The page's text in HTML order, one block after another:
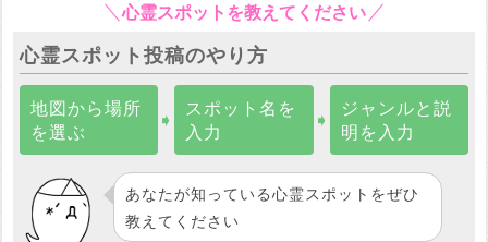
心霊スポットを教えてください
心霊スポット投稿のやり方
地図から場所
を選ぶ
➧
スポット名を
入力
➧
ジャンルと説
明を入力
あなたが知っている心霊スポットをぜひ
教えてください